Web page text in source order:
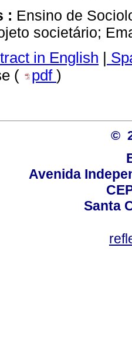
: Ensino de
societário;
in English |
(
pdf )
©
Avenida
Santa